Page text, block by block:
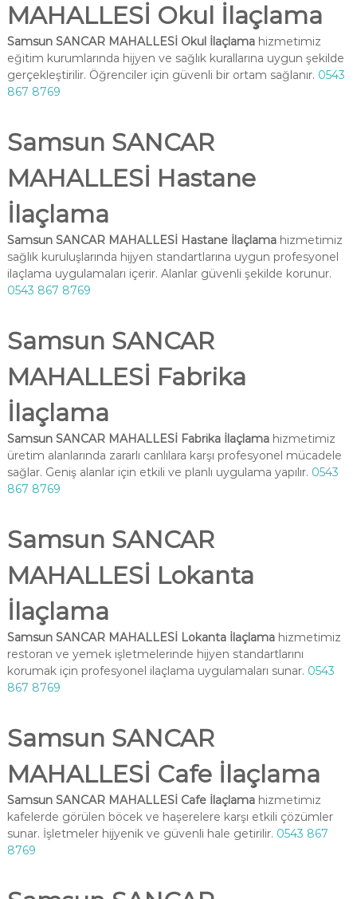
MAHALLESİ Okul İlaçlama
Samsun SANCAR MAHALLESİ Okul İlaçlamahizmetimiz
eğitim kurumlarında hijyen ve sağlık kurallarına uygun şekilde
gerçekleştirilir. Öğrenciler için güvenli bir ortam sağlanır. 0543
867 8769
Samsun SANCAR
MAHALLESİ Hastane
İlaçlama
Samsun SANCAR MAHALLESİ Hastane İlaçlamahizmetimiz
sağlık kuruluşlarında hijyen standartlarına uygun profesyonel
ilaçlama uygulamaları içerir. Alanlar güvenli şekilde korunur.
0543 867 8769
Samsun SANCAR
MAHALLESİ Fabrika
İlaçlama
Samsun SANCAR MAHALLESİ Fabrika İlaçlamahizmetimiz
üretim alanlarında zararlı canlılara karşı profesyonel mücadele
sağlar. Geniş alanlar için etkili ve planlı uygulama yapılır. 0543
867 8769
Samsun SANCAR
MAHALLESİ Lokanta
İlaçlama
Samsun SANCAR MAHALLESİ Lokanta İlaçlamahizmetimiz
restoran ve yemek işletmelerinde hijyen standartlarını
korumak için profesyonel ilaçlama uygulamaları sunar. 0543
867 8769
Samsun SANCAR
MAHALLESİ Cafe İlaçlama
Samsun SANCAR MAHALLESİ Cafe İlaçlamahizmetimiz
kafelerde görülen böcek ve haşerelere karşı etkili çözümler
sunar. İşletmeler hijyenik ve güvenli hale getirilir. 0543 867
8769